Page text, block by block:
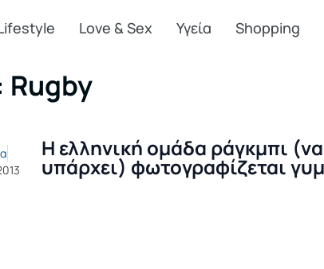
Love & Sex Υγεία Shopping
Rugby
Η ελληνική ομάδα ράγκμπι
υπάρχει) φωτογραφίζεται